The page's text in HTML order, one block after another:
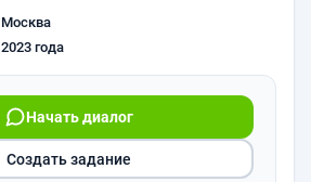
Москва
2023 года
Начать диалог
Создать задание